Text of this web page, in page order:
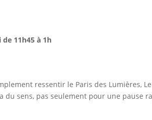
11h45 à 1h
ressentir le Paris des Lumières,
du sens, pas seulement pour une pause